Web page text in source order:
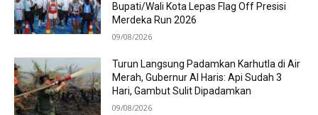
Bupati/Wali Kota Lepas Flag Off Presisi
Merdeka Run 2026
09/08/2026
Turun Langsung Padamkan Karhutla di Air
Merah, Gubernur Al Haris: Api Sudah 3
Hari, Gambut Sulit Dipadamkan
09/08/2026